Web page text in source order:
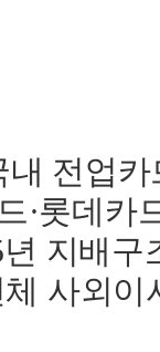
전업
·롯데카
년 지배
사외이